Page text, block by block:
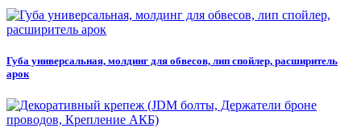
Губа универсальная, молдинг для обвесов, лип спойлер, расширитель
арок